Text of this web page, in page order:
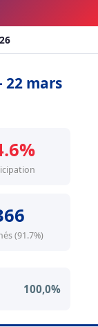
mars
(91.7%)
100,0%